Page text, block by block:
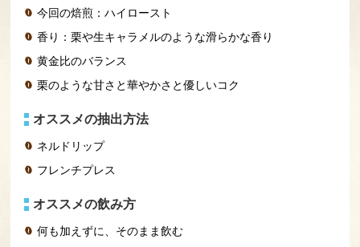
今回の焙煎：ハイロースト
香り：栗や生キャラメルのような滑らかな香り
黄金比のバランス
栗のような甘さと華やかさと優しいコク
オススメの抽出方法
ネルドリップ
フレンチプレス
オススメの飲み方
何も加えずに、そのまま飲む